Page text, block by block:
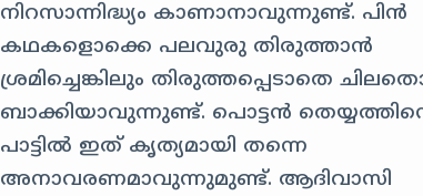
നിറസാന്നിദ്ധ്യം കാണാനാവുന്നുണ്ട്. പിൻ
കഥകളൊക്കെ പലവുരു തിരുത്താൻ
ശ്രമിച്ചെങ്കിലും തിരുത്തപ്പെടാതെ
ബാക്കിയാവുന്നുണ്ട്. പൊട്ടൻ
പാട്ടിൽ ഇത് കൃത്യമായി തന്നെ
അനാവരണമാവുന്നുമുണ്ട്. ആദിവാസി